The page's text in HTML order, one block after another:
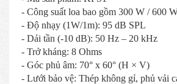
- Công suất loa bao gồm 300 W / 600
- Độ nhạy (1W/1m): 95 dB SPL
- Dải tần (-10 dB): 50 Hz – 20 kHz
- Trở kháng: 8 Ohms
- Góc phủ âm: 70° x 60° (H × V)
- Lưới bảo vệ: Thép không gỉ, phủ vải